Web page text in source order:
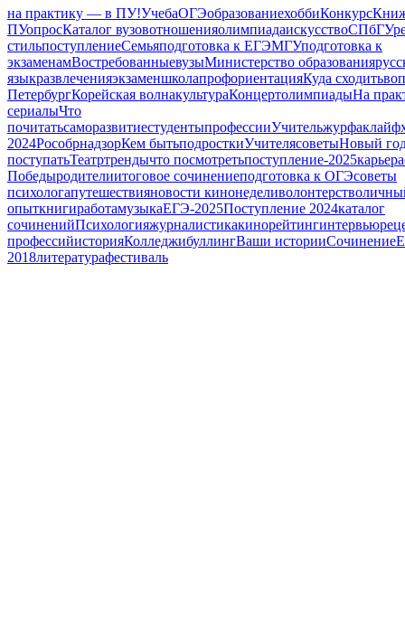
на практику — в ПУ!УчебаОГЭобразованиехоббиКонкурс
ПУопросКаталог вузовотношенияолимпиадаискусствоСПбГУ
стильпоступлениеСемьяподготовка к ЕГЭМГУподготовка к
экзаменамВостребованныевузыМинистерство образования
языкразвлеченияэкзаменшколапрофориентацияКуда сходить
ПетербургКорейская волнакультураКонцертолимпиадыНа
сериалыЧто
почитатьсаморазвитиестудентыпрофессииУчительжурфак
2024РособрнадзорКем бытьподросткиУчителясоветыНовый
поступатьТеатртрендычто посмотретьпоступление-2025карьера
Победыродителиитоговое сочинениеподготовка к ОГЭсоветы
психологапутешествияновости кинонеделиволонтерство
опыткнигиработамузыкаЕГЭ-2025Поступление 2024каталог
сочиненийПсихологияжурналистикакинорейтингинтервью
профессийисторияКолледжибуллингВаши историиСочинение
2018литературафестиваль